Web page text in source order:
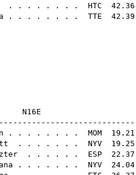
. . . . . . . . HTC 42.36
. . . . . . . . TTE 42.39
N16E
. . . . . . . . MOM 19.21
. . . . . . . NYV 19.25
. . . . . . ESP 22.37
. . . . . . . NYV 24.04